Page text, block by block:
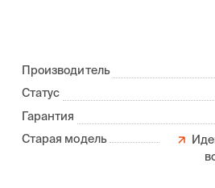
Производитель
Статус
Гарантия
Старая модель